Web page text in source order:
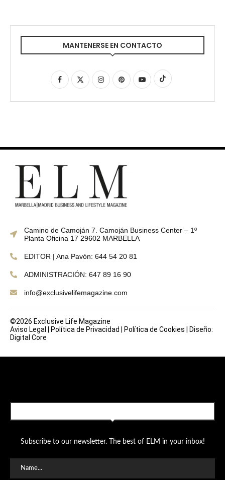
MANTENERSE EN CONTACTO
Camino de Camoján 7. Camoján Business Center – 1º
Planta Oficina 17 29602 MARBELLA
EDITOR | Ana Pavón: 644 54 20 81
ADMINISTRACIÓN: 647 89 16 90
info@exclusivelifemagazine.com
©2026 Exclusive Life Magazine
Aviso Legal
Política de Privacidad Política de Cookies
Diseño:
Digital Core
Subscribe to our newsletter. The best of ELM in your inbox!